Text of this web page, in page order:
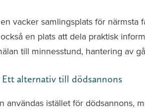
vacker samlingsplats för
en plats att dela praktisk
till minnesstund, hantering av
Ett alternativ till dödsannons
användas istället för dödsannons,